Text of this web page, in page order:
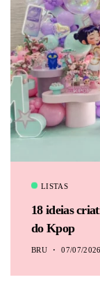
LISTAS
18 ideias
do Kpop
BRU 07/07/2026